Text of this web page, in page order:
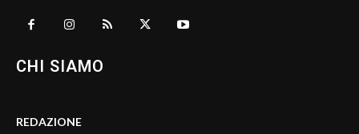
CHI SIAMO
REDAZIONE